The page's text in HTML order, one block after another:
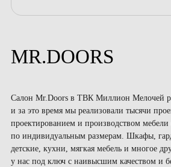
MR.DOORS
Салон Mr.Doors в ТВК Миллион Мелочей
и за это время мы реализовали тысячи
проектированием и производством мебели
по индивидуальным размерам. Шкафы,
детские, кухни, мягкая мебель и многое
у нас под ключ с наивысшим качеством и